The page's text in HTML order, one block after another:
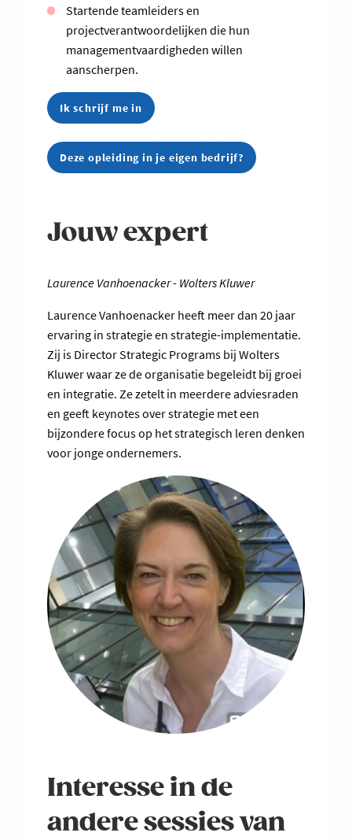
Startende teamleiders en
projectverantwoordelijken die hun
managementvaardigheden willen
aanscherpen.
Ik schrijf me in
Deze opleiding in je eigen bedrijf?
Jouw expert
Laurence Vanhoenacker - Wolters Kluwer
Laurence Vanhoenacker heeft meer dan 20 jaar
ervaring in strategie en strategie-implementatie.
Zij is Director Strategic Programs bij Wolters
Kluwer waar ze de organisatie begeleidt bij groei
en integratie. Ze zetelt in meerdere adviesraden
en geeft keynotes over strategie met een
bijzondere focus op het strategisch leren denken
voor jonge ondernemers.
Interesse in de
andere sessies van